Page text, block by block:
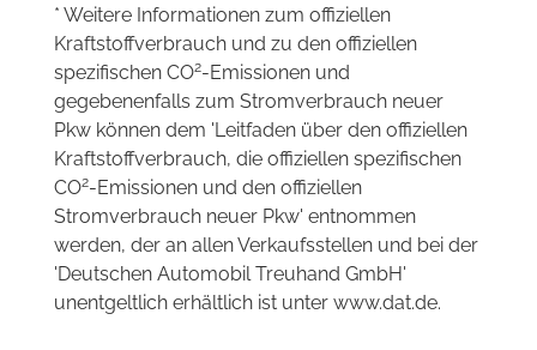
* Weitere Informationen zum offiziellen
Kraftstoffverbrauch und zu den offiziellen
spezifischen CO2-Emissionen und
gegebenenfalls zum Stromverbrauch neuer
Pkw können dem 'Leitfaden über den offiziellen
Kraftstoffverbrauch, die offiziellen spezifischen
CO2-Emissionen und den offiziellen
Stromverbrauch neuer Pkw' entnommen
werden, der an allen Verkaufsstellen und bei der
'Deutschen Automobil Treuhand GmbH'
unentgeltlich erhältlich ist unter www.dat.de.